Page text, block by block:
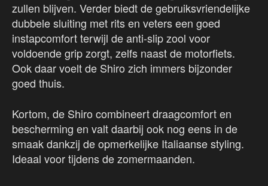
zullen blijven. Verder biedt de gebruiksvriendelijke
dubbele sluiting met rits en veters een goed
instapcomfort terwijl de anti-slip zool voor
voldoende grip zorgt, zelfs naast de motorfiets.
Ook daar voelt de Shiro zich immers bijzonder
goed thuis.
Kortom, de Shiro combineert draagcomfort en
bescherming en valt daarbij ook nog eens in de
smaak dankzij de opmerkelijke Italiaanse styling.
Ideaal voor tijdens de zomermaanden.